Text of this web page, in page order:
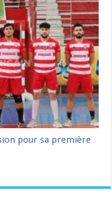
pour sa première